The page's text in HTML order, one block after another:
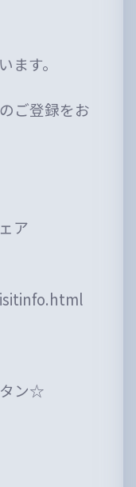
ます。
ご登録をお
ア
ン☆